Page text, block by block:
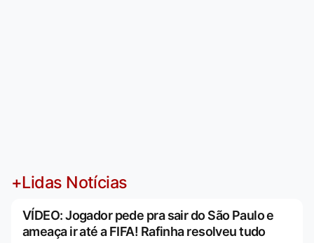
+Lidas Notícias
VÍDEO: Jogador pede pra sair do São Paulo e
ameaça ir até a FIFA! Rafinha resolveu tudo